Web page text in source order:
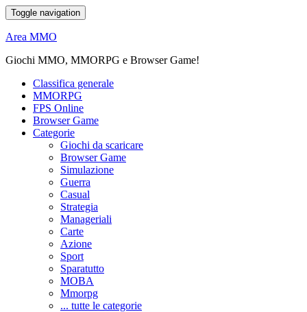
Toggle navigation
Area MMO
Giochi MMO, MMORPG e Browser Game!
Classifica generale
MMORPG
FPS Online
Browser Game
Categorie
Giochi da scaricare
Browser Game
Simulazione
Guerra
Casual
Strategia
Manageriali
Carte
Azione
Sport
Sparatutto
MOBA
Mmorpg
... tutte le categorie